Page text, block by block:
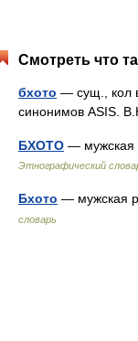
Смотреть что
бхото — сущ., кол
синонимов ASIS.
БХОТО — мужская
Этнографический
Бхото — мужская
словарь